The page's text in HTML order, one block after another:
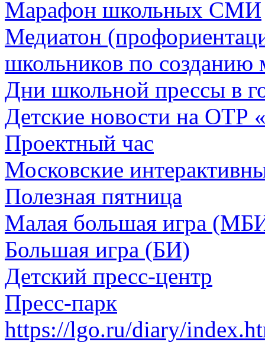
Марафон школьных СМИ
Медиатон
школьников по созданию
Дни школьной прессы в
Детские новости на ОТР
Проектный час
Московские
Полезная пятница
Малая большая игра
Большая игра (БИ)
Детский пресс-центр
Пресс-парк
https://lgo.ru/diary/